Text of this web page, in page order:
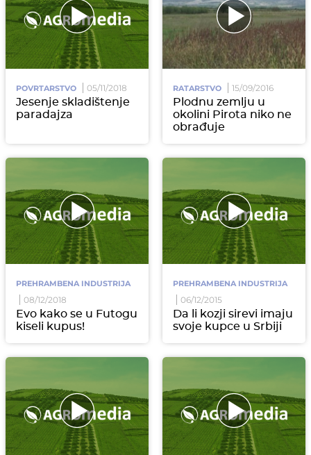
POVRTARSTVO 05/11/2018
Jesenje skladištenje
paradajza
RATARSTVO 15/09/2016
Plodnu zemlju u
okolini Pirota niko ne
obrađuje
PREHRAMBENA INDUSTRIJA
08/12/2018
Evo kako se u Futogu
kiseli kupus!
PREHRAMBENA INDUSTRIJA
06/12/2015
Da li kozji sirevi imaju
svoje kupce u Srbiji